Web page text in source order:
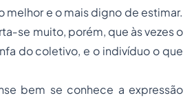
melhor e o mais digno de estimar.
muito, porém, que às vezes o
do coletivo, e o indivíduo o que
bem se conhece a expressão